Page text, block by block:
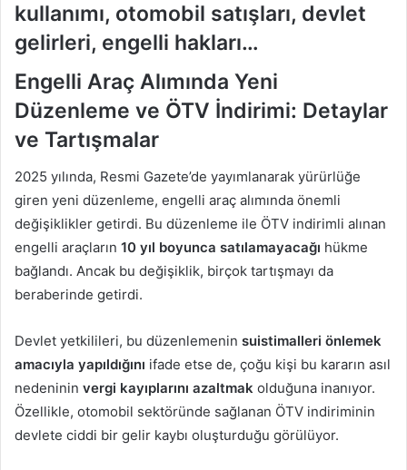
kullanımı, otomobil satışları, devlet
gelirleri, engelli hakları…
Engelli Araç Alımında Yeni
Düzenleme ve ÖTV İndirimi: Detaylar
ve Tartışmalar
2025 yılında, Resmi Gazete’de yayımlanarak yürürlüğe
giren yeni düzenleme, engelli araç alımında önemli
değişiklikler getirdi. Bu düzenleme ile ÖTV indirimli alınan
engelli araçların 10 yıl boyunca satılamayacağı hükme
bağlandı. Ancak bu değişiklik, birçok tartışmayı da
beraberinde getirdi.
Devlet yetkilileri, bu düzenlemenin suistimalleri önlemek
amacıyla yapıldığını ifade etse de, çoğu kişi bu kararın asıl
nedeninin vergi kayıplarını azaltmak olduğuna inanıyor.
Özellikle, otomobil sektöründe sağlanan ÖTV indiriminin
devlete ciddi bir gelir kaybı oluşturduğu görülüyor.